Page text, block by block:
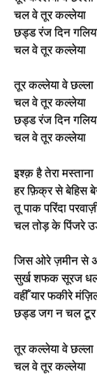
चल वे तूर कल्लेया
छड्ड रंज दिन
चल वे तूर कल्लेया
तूर कल्लेया वे छल्ला
चल वे तूर कल्लेया
छड्ड रंज दिन
चल वे तूर कल्लेया
इश्क़ है तेरा मस्ताना
हर फ़िक्र से बेहिस
तू पाक परिंदा
चल तोड़ के पिंजरे
जिस ओरे ज़मीन से
सुर्ख शफक सूरज
वहीँ यार फकीरे
छड्ड जग न चल
तूर कल्लेया वे छल्ला
चल वे तूर कल्लेया